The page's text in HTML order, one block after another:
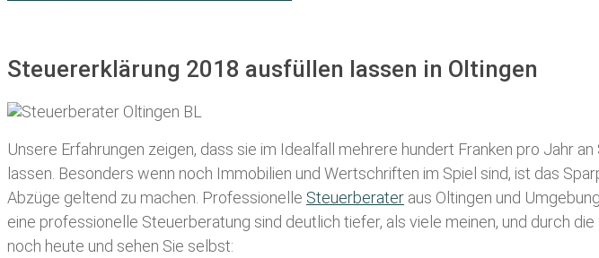
Steuererklärung 2018 ausfüllen lassen in Oltingen
Unsere Erfahrungen zeigen, dass sie im Idealfall mehrere hundert Franken pro Jahr
lassen . Besonders wenn noch Immobilien und Wertschriften im Spiel sind, ist das
Abzüge geltend zu machen. Professionelle Steuerberater aus Oltingen und
eine professionelle Steuerberatung sind deutlich tiefer, als viele meinen, und durch
noch heute und sehen Sie selbst: